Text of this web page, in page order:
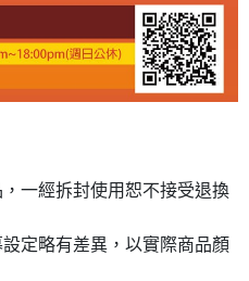
一經拆封使用恕不接受退換
定略有差異，以實際商品顏